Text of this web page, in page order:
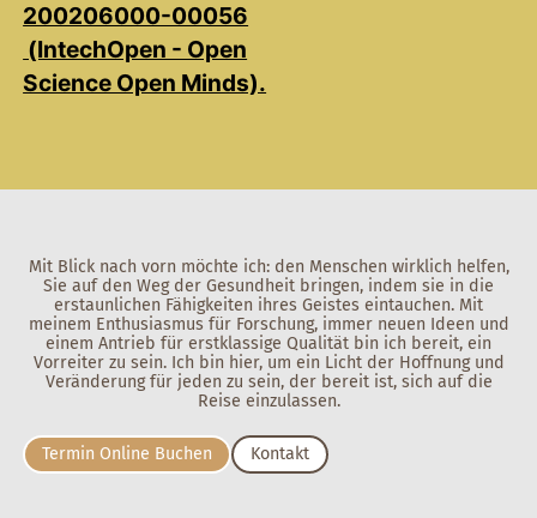
200206000-00056​
(IntechOpen - Open
Science Open Minds)​.
Mit Blick nach vorn möchte ich: den Menschen wirklich helfen,
Sie auf den Weg der Gesundheit bringen, indem sie in die
erstaunlichen Fähigkeiten ihres Geistes eintauchen. Mit
meinem Enthusiasmus für Forschung, immer neuen Ideen und
einem Antrieb für erstklassige Qualität bin ich bereit, ein
Vorreiter zu sein. Ich bin hier, um ein Licht der Hoffnung und
Veränderung für jeden zu sein, der bereit ist, sich auf die
Reise einzulassen.
Termin Online Buchen Kontakt